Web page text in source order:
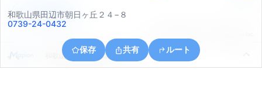
和歌山県田辺市朝日ヶ丘２４−８
0739-24-0432
保存 共有 ルート
和歌山県田辺市高雄３丁目２９
アプリで見る